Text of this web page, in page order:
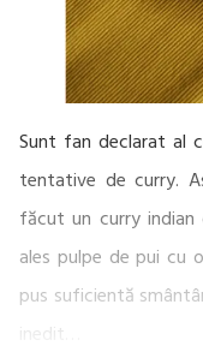
Sunt fan declarat al
tentative de curry.
făcut un curry indian
ales pulpe de pui cu
pus suficientă
inedit…